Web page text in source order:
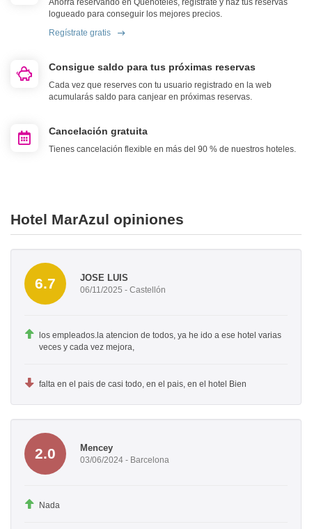
Ahorra reservando en Quehoteles, regístrate y haz tus reservas
logueado para conseguir los mejores precios.
Regístrate gratis
Consigue saldo para tus próximas reservas
Cada vez que reserves con tu usuario registrado en la web
acumularás saldo para canjear en próximas reservas.
Cancelación gratuita
Tienes cancelación flexible en más del 90 % de nuestros hoteles.
Hotel MarAzul opiniones
6.7 JOSE LUIS
06/11/2025 - Castellón
los empleados.la atencion de todos, ya he ido a ese hotel varias
veces y cada vez mejora,
falta en el pais de casi todo, en el pais, en el hotel Bien
2.0 Mencey
03/06/2024 - Barcelona
Nada